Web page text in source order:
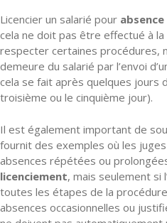
Licencier un salarié pour
cela ne doit pas être effectué à
respecter certaines procédures,
demeure du salarié par l’envoi
cela se fait après quelques jours
troisième ou le cinquième jour).
Il est également important de
fournit des exemples où les
absences répétées ou
licenciement, mais seulement si
toutes les étapes de la
absences occasionnelles ou